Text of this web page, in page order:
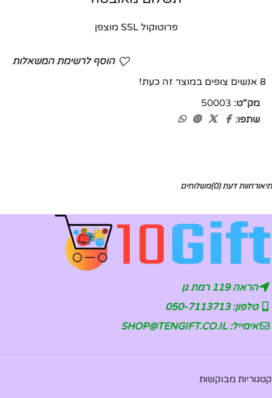
פרוטוקול SSL מוצפן
הוסף לרשימת המשאלות
8 אנשים צופים במוצר זה כעת!
מק"ט: 50003
שתפו:
תיאורחוות דעת (0) משלוחים
הראה 119 רמת גן
טלפון: 050-7113713
אימייל: SHOP@TENGIFT.CO.IL
קטגוריות מבוקשות